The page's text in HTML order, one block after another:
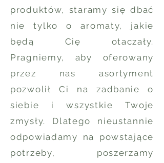
produktów, staramy się dbać
nie tylko o aromaty, jakie
będą Cię otaczały.
Pragniemy, aby oferowany
przez nas asortyment
pozwolił Ci na zadbanie o
siebie i wszystkie Twoje
zmysły. Dlatego nieustannie
odpowiadamy na powstające
potrzeby, poszerzamy